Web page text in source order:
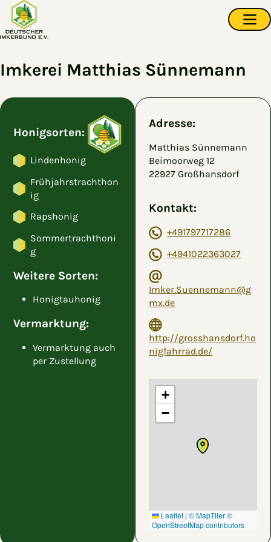
Zum Hauptinhalt springen
Imkerei Matthias Sünnemann
Honigsorten:
Lindenhonig
Frühjahrstrachthon
ig
Rapshonig
Sommertrachthoni
g
Weitere Sorten:
Honigtauhonig
Vermarktung:
Vermarktung auch
per Zustellung
Adresse:
Matthias Sünnemann
Beimoorweg 12
22927 Großhansdorf
Kontakt:
+491797717286
+4941022363027
Imker.Suennemann@g
mx.de
http://grosshansdorf.ho
nigfahrrad.de/
+
−
Leaflet | © MapTiler©
OpenStreetMap contributors